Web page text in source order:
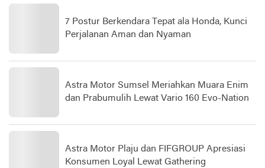
7 Postur Berkendara Tepat ala Honda, Kunci
Perjalanan Aman dan Nyaman
Astra Motor Sumsel Meriahkan Muara Enim
dan Prabumulih Lewat Vario 160 Evo-Nation
Astra Motor Plaju dan FIFGROUP Apresiasi
Konsumen Loyal Lewat Gathering